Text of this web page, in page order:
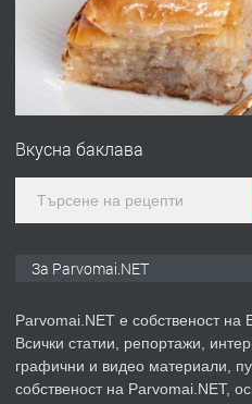
ПРЕДЛАГА
Вкусна баклава
За Parvomai.NET
Parvomai.NET е собственост
Всички статии, репортажи,
графични и видео материали,
собственост на Parvomai.NET,